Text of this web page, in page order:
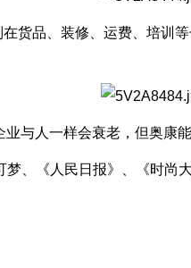
货品、装修、运费、培训
与人一样会衰老，但奥康
、《人民日报》、《时